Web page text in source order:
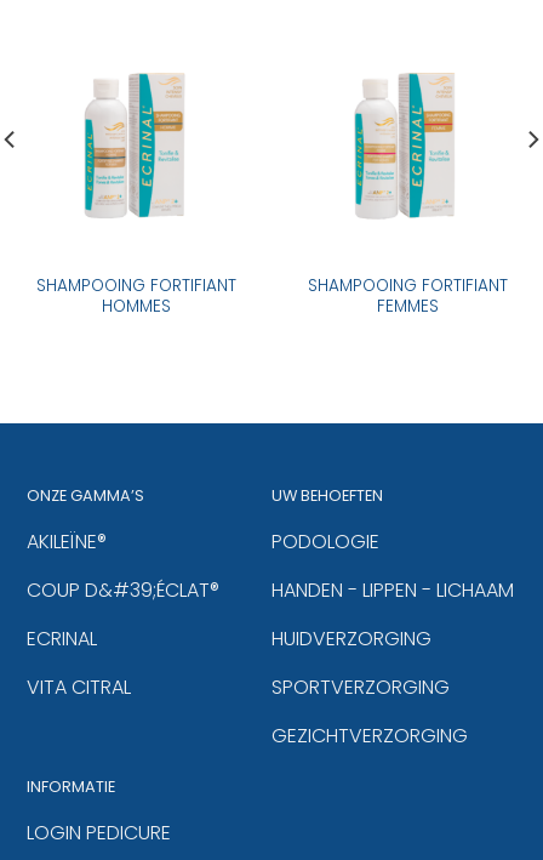
SHAMPOOING FORTIFIANT
HOMMES
SHAMPOOING FORTIFIANT
FEMMES
ONZE GAMMA’S
AKILEÏNE®
COUP D&#39;ÉCLAT®
ECRINAL
VITA CITRAL
UW BEHOEFTEN
PODOLOGIE
HANDEN - LIPPEN - LICHAAM
HUIDVERZORGING
SPORTVERZORGING
GEZICHTVERZORGING
INFORMATIE
LOGIN PEDICURE